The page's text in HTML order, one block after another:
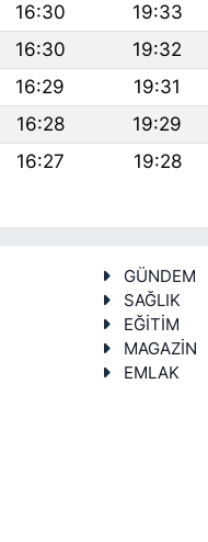
16:30 19:33
16:30 19:32
16:29 19:31
16:28 19:29
16:27 19:28
GÜNDEM
SAĞLIK
EĞİTİM
MAGAZİN
EMLAK